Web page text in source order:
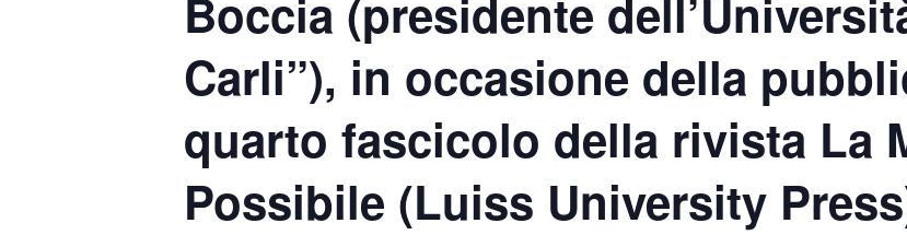
Boccia (presidente
Carli”), in occasione della
quarto fascicolo della rivista La
Possibile (Luiss University